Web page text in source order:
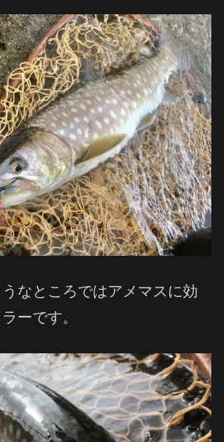
なところではアメマスに効
ーです。